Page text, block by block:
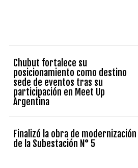
Chubut fortalece su
posicionamiento como destino
sede de eventos tras su
participación en Meet Up
Argentina
Finalizó la obra de modernización
de la Subestación N° 5